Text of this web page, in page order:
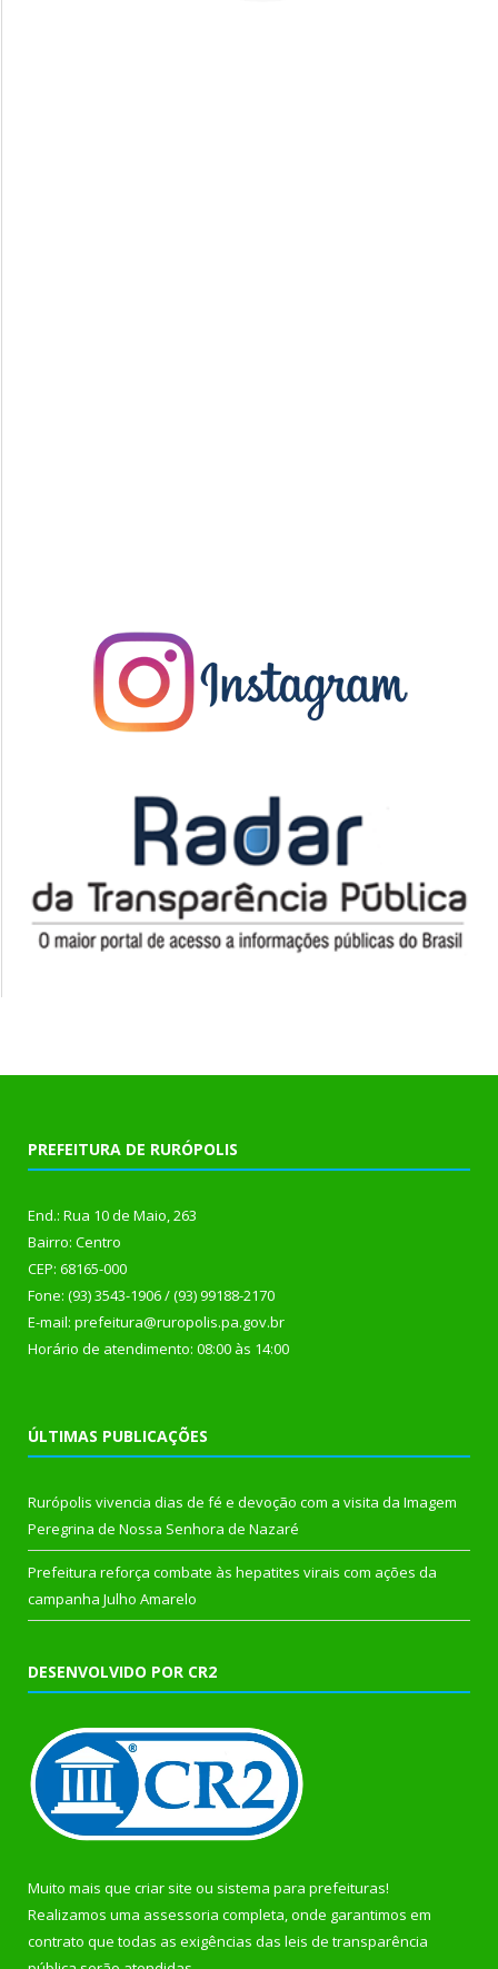
PREFEITURA DE RURÓPOLIS
End.: Rua 10 de Maio, 263
Bairro: Centro
CEP: 68165-000
Fone: (93) 3543-1906 / (93) 99188-2170
E-mail: prefeitura@ruropolis.pa.gov.br
Horário de atendimento: 08:00 às 14:00
ÚLTIMAS PUBLICAÇÕES
Rurópolis vivencia dias de fé e devoção com a visita da Imagem
Peregrina de Nossa Senhora de Nazaré
Prefeitura reforça combate às hepatites virais com ações da
campanha Julho Amarelo
DESENVOLVIDO POR CR2
Muito mais que criar site ou sistema para prefeituras!
Realizamos uma assessoria completa, onde garantimos em
contrato que todas as exigências das leis de transparência